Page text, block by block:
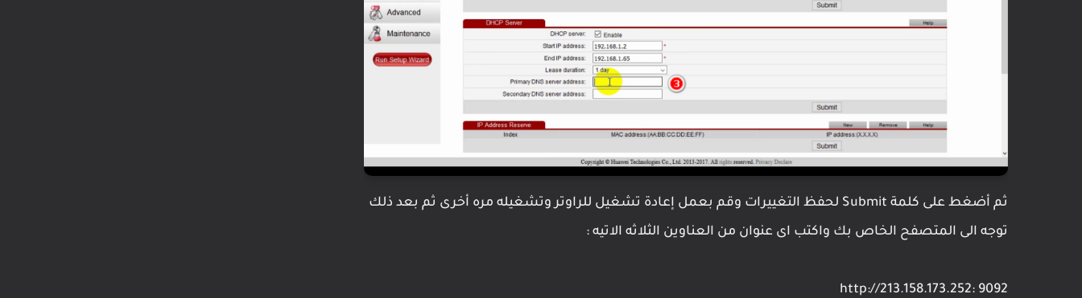
ثم أضغط على كلمة Submit لحفظ التغييرات وقم بعمل إعادة تشغيل للراوتر وتشغيله مره أخرى ثم بعد ذلك
توجه الى المتصفح الخاص بك واكتب اى عنوان من العناوين الثلاثه الاتيه :
http://213.158.173.252: 9092